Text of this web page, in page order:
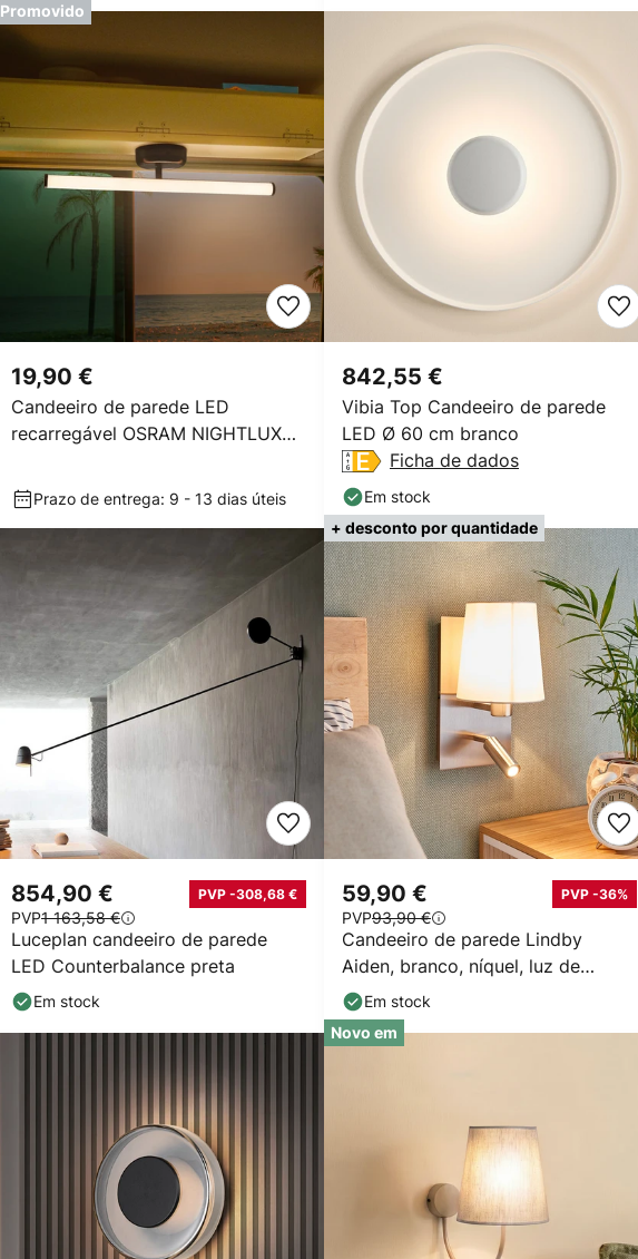
Promovido
Candeeiro de parede LED
recarregável OSRAM NIGHTLUX
19,90 €
Prazo de entrega: 9 - 13 dias úteis
Vibia Top Candeeiro de parede
LED Ø 60 cm branco
842,55 €
Ficha de dados
Em stock
Luceplan candeeiro de parede
LED Counterbalance preta
854,90 € PVP -308,68 €
PVP1 163,58 €
Em stock
+ desconto por quantidade
Candeeiro de parede Lindby
Aiden, branco, níquel, luz de
leitura LED
59,90 € PVP -36%
PVP93,90 €
Em stock
Novo em